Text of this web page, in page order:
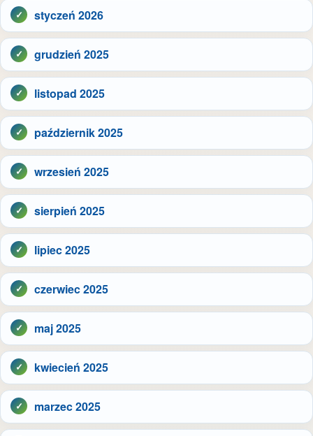
styczeń 2026
grudzień 2025
listopad 2025
październik 2025
wrzesień 2025
sierpień 2025
lipiec 2025
czerwiec 2025
maj 2025
kwiecień 2025
marzec 2025